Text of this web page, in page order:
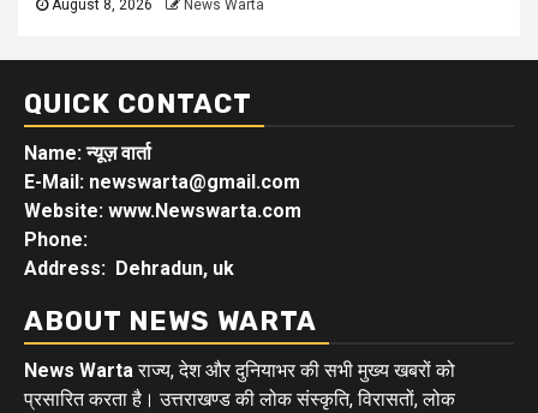
August 8, 2026 News Warta
QUICK CONTACT
Name: न्यूज़ वार्ता
E-Mail: newswarta@gmail.com
Website: www.Newswarta.com
Phone:
Address: Dehradun, uk
ABOUT NEWS WARTA
News Wartaराज्य, देश और दुनियाभर की सभी मुख्य खबरों को
प्रसारित करता है। उत्तराखण्ड की लोक संस्कृति, विरासतों, लोक